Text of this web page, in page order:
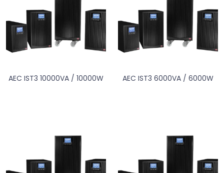
AEC IST3 10000VA / 10000W AEC IST3 6000VA / 6000W